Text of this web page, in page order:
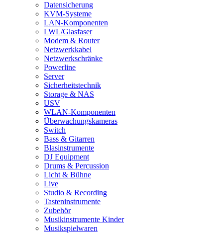
Datensicherung
KVM-Systeme
LAN-Komponenten
LWL/Glasfaser
Modem & Router
Netzwerkkabel
Netzwerkschränke
Powerline
Server
Sicherheitstechnik
Storage & NAS
USV
WLAN-Komponenten
Überwachungskameras
Switch
Bass & Gitarren
Blasinstrumente
DJ Equipment
Drums & Percussion
Licht & Bühne
Live
Studio & Recording
Tasteninstrumente
Zubehör
Musikinstrumente Kinder
Musikspielwaren